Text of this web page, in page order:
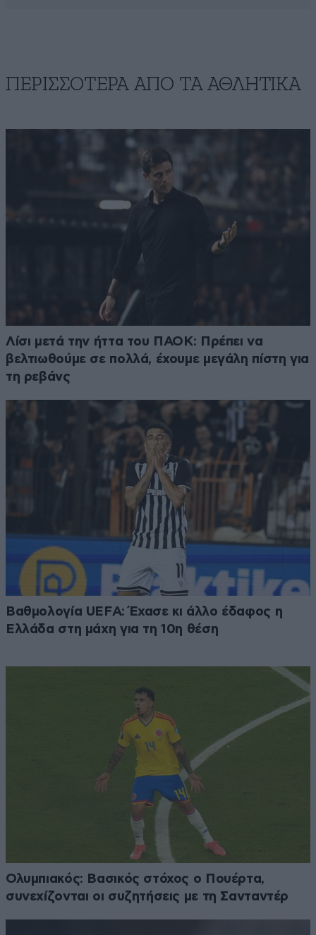
ΠΕΡΙΣΣΟΤΕΡΑ ΑΠΟ ΤA ΑΘΛΗΤΙΚΑ
Λίσι μετά την ήττα του ΠΑΟΚ: Πρέπει να
βελτιωθούμε σε πολλά, έχουμε μεγάλη πίστη για
τη ρεβάνς
Βαθμολογία UEFA: Έχασε κι άλλο έδαφος η
Ελλάδα στη μάχη για τη 10η θέση
Ολυμπιακός: Βασικός στόχος ο Πουέρτα,
συνεχίζονται οι συζητήσεις με τη Σανταντέρ